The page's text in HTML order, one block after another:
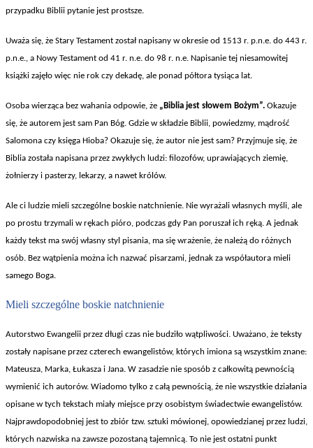
świętych
ksiąg
przypadku Biblii pytanie jest prostsze.
Uważa się, że Stary Testament został napisany w okresie od 1513 r. p.n.e. do 443 r.
p.n.e., a Nowy Testament od 41 r. n.e. do 98 r. n.e. Napisanie tej niesamowitej
książki zajęło więc nie rok czy dekadę, ale ponad półtora tysiąca lat.
Osoba wierząca bez wahania odpowie, że „Biblia jest słowem Bożym”. Okazuje
się, że autorem jest sam Pan Bóg. Gdzie w składzie Biblii, powiedzmy, mądrość
Salomona czy księga Hioba? Okazuje się, że autor nie jest sam? Przyjmuje się, że
Biblia została napisana przez zwykłych ludzi: filozofów, uprawiających ziemię,
żołnierzy i pasterzy, lekarzy, a nawet królów.
Ale ci ludzie mieli szczególne boskie natchnienie. Nie wyrażali własnych myśli, ale
po prostu trzymali w rękach pióro, podczas gdy Pan poruszał ich ręką. A jednak
każdy tekst ma swój własny styl pisania, ma się wrażenie, że należą do różnych
osób. Bez wątpienia można ich nazwać pisarzami, jednak za współautora mieli
samego Boga.
Mieli szczególne boskie natchnienie
Autorstwo Ewangelii przez długi czas nie budziło wątpliwości. Uważano, że teksty
zostały napisane przez czterech ewangelistów, których imiona są wszystkim znane:
Mateusza, Marka, Łukasza i Jana. W zasadzie nie sposób z całkowitą pewnością
wymienić ich autorów. Wiadomo tylko z całą pewnością, że nie wszystkie działania
opisane w tych tekstach miały miejsce przy osobistym świadectwie ewangelistów.
Najprawdopodobniej jest to zbiór tzw. sztuki mówionej, opowiedzianej przez ludzi,
których nazwiska na zawsze pozostaną tajemnicą. To nie jest ostatni punkt